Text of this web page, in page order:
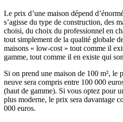
Le prix d’une maison dépend
s’agisse du type de construction, des
choisi, du choix du professionnel en
tout simplement de la qualité globale
maisons « low-cost » tout comme il
gamme, tout comme il en existe qui
Si on prend une maison de 100 m², le
neuve sera compris entre 100 000
(haut de gamme). Si vous optez pour
plus moderne, le prix sera davantage
000 euros.